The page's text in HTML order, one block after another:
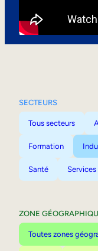
SECTEURS
Tous secteurs
Formation
Santé
ZONE
Toutes zones